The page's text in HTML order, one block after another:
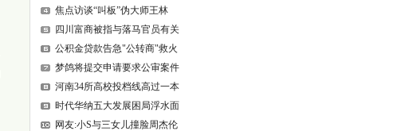
焦点访谈“叫板”伪大师王林
四川富商被指与落马官员有关
公积金贷款告急"公转商"救火
梦鸽将提交申请要求公审案件
河南34所高校投档线高过一本
时代华纳五大发展困局浮水面
网友:小S与三女儿撞脸周杰伦